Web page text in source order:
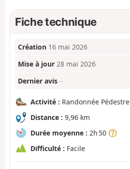
Fiche technique
Création 16 mai 2026
Mise à jour 28 mai 2026
Dernier avis –
Activité : Randonnée Pédestre
Distance : 9,96 km
Durée moyenne : 2h 50
Difficulté : Facile